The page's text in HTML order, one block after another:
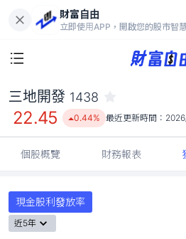
財富自由
立即使用APP，開啟您的股市智
22.45
0.44%
三地開發 1438
22.45 0.44% 最近更新時間：
個股概覽 財務報表
現金股利發放率
近5年